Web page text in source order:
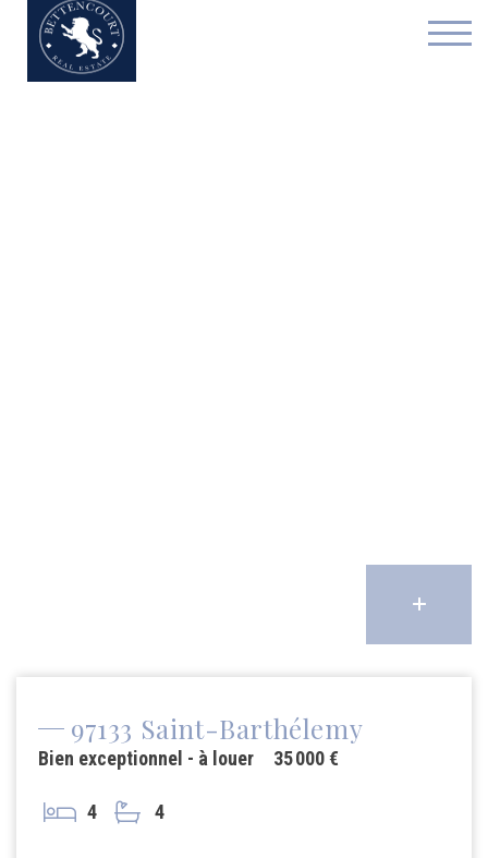
97133 Saint-Barthélemy
35 000 €
Bien exceptionnel - à louer
4 4